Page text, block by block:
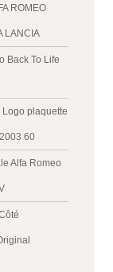
ROMEO
LANCIA
Back To Life
plaquette
60
Alfa Romeo